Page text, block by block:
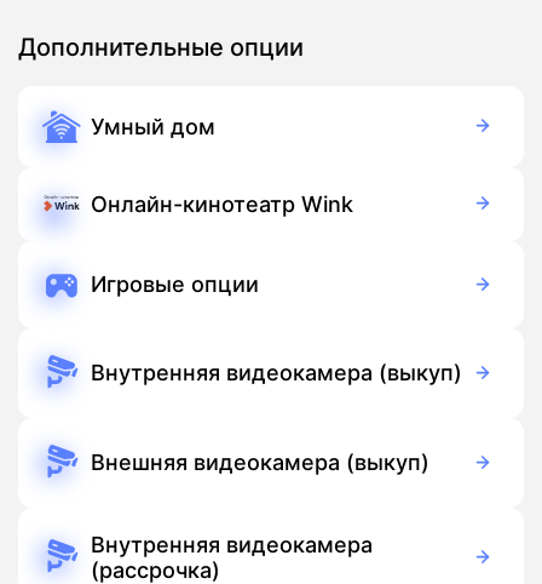
Дополнительные опции
Умный дом
Подписка 900 руб./мес
Онлайн-кинотеатр Wink
Подписка
Игровые опции
Внутренняя видеокамера (выкуп)
Подписка
Внешняя видеокамера (выкуп)
ПодпискаВнутренняя видеокамера
(рассрочка)